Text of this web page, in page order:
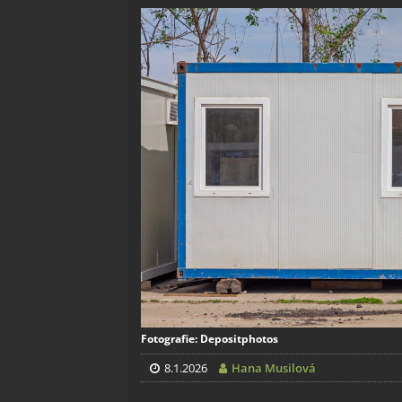
Fotografie: Depositphotos
8.1.2026 Hana Musilová